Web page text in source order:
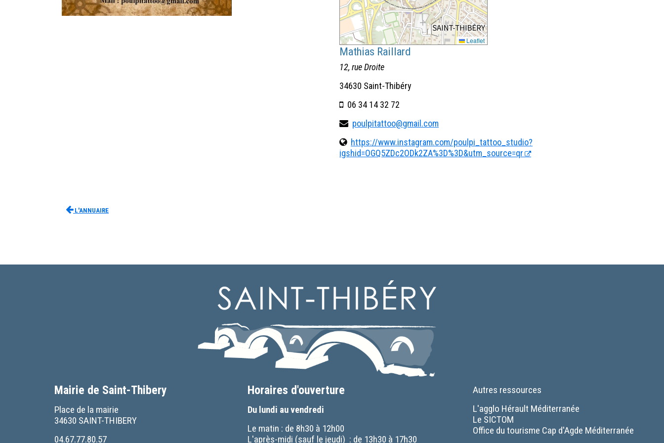
Leaflet
Mathias Raillard
12, rue Droite
34630 Saint-Thibéry
06 34 14 32 72
poulpitattoo@gmail.com
https://www.instagram.com/poulpi_tattoo_studio?
igshid=OGQ5ZDc2ODk2ZA%3D%3D&utm_source=qr
L'Annuaire
Mairie de Saint-Thibery
Place de la mairie
34630 SAINT-THIBERY
04.67.77.80.57
Horaires d'ouverture
Du lundi au vendredi
Le matin : de 8h30 à 12h00
L'après-midi (sauf le jeudi) : de 13h30 à 17h30
Autres ressources
L'agglo Hérault Méditerranée
Le SICTOM
Office du tourisme Cap d'Agde Méditerranée